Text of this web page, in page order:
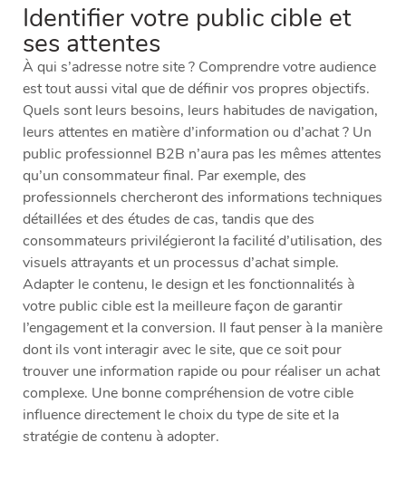
Identifier votre public cible et
ses attentes
À qui s’adresse notre site ? Comprendre votre audience
est tout aussi vital que de définir vos propres objectifs.
Quels sont leurs besoins, leurs habitudes de navigation,
leurs attentes en matière d’information ou d’achat ? Un
public professionnel B2B n’aura pas les mêmes attentes
qu’un consommateur final. Par exemple, des
professionnels chercheront des informations techniques
détaillées et des études de cas, tandis que des
consommateurs privilégieront la facilité d’utilisation, des
visuels attrayants et un processus d’achat simple.
Adapter le contenu, le design et les fonctionnalités à
votre public cible est la meilleure façon de garantir
l’engagement et la conversion. Il faut penser à la manière
dont ils vont interagir avec le site, que ce soit pour
trouver une information rapide ou pour réaliser un achat
complexe. Une bonne compréhension de votre cible
influence directement le choix du type de site et la
stratégie de contenu à adopter.